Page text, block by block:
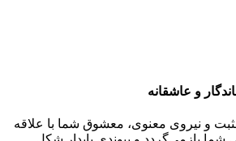
و عاشقانه
و نیروی معنوی، معشوق شما با علاقه